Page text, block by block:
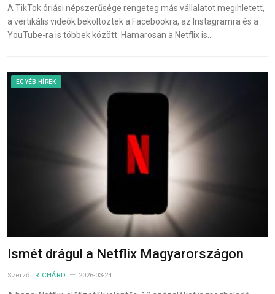
A TikTok óriási népszerűsége rengeteg más vállalatot megihletett,
a vertikális videók beköltöztek a Facebookra, az Instagramra és a
YouTube-ra is többek között. Hamarosan a Netflix is…
EGYÉB HÍREK
Ismét drágul a Netflix Magyarországon
Szerző: RICHÁRD 2026-03-24